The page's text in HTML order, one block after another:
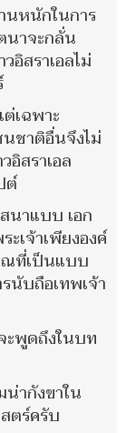
นหนักในการ
นาจะกลั่น
สราเอลไม่
เฉพาะ
ชาติอื่นจึงไม่
สราเอล
ต์
นาแบบ เอก
เจ้าเพียงองค์
ณที่เป็นแบบ
นับถือเทพเจ้า
ะพูดถึงในบท
ากังขาใน
ตร์ครับ